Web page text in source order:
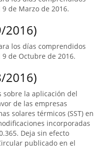
de Marzo de 2016.
2016)
los días comprendidos
de Octubre de 2016.
2016)
sobre la aplicación del
de las empresas
solares térmicos (SST) en
incorporadas
Deja sin efecto
publicado en el